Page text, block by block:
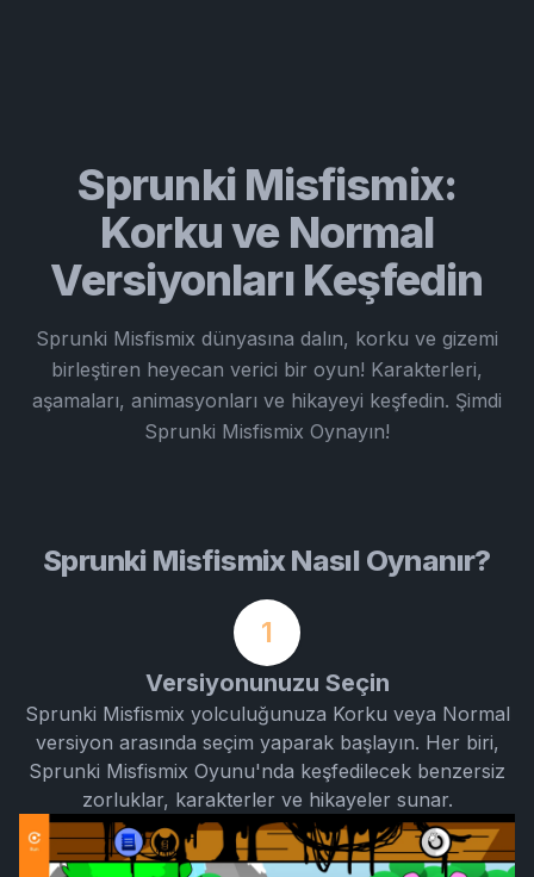
Sprunki Misfismix:
Korku ve Normal
Versiyonları Keşfedin
Sprunki Misfismix dünyasına dalın, korku ve gizemi
birleştiren heyecan verici bir oyun! Karakterleri,
aşamaları, animasyonları ve hikayeyi keşfedin. Şimdi
Sprunki Misfismix Oynayın!
Sprunki Misfismix Nasıl Oynanır?
1
Versiyonunuzu Seçin
Sprunki Misfismix yolculuğunuza Korku veya Normal
versiyon arasında seçim yaparak başlayın. Her biri,
Sprunki Misfismix Oyunu'nda keşfedilecek benzersiz
zorluklar, karakterler ve hikayeler sunar.